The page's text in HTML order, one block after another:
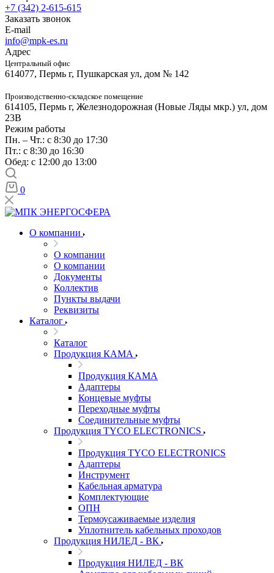
+7 (342) 2-615-615
Заказать звонок
E-mail
info@mpk-es.ru
Адрес
Центральный офис
614077, Пермь г, Пушкарская ул, дом № 142
Производственно-складское помещение
614105, Пермь г, Железнодорожная (Новые Ляды мкр.) ул, дом
23В
Режим работы
Пн. – Чт.: с 8:30 до 17:30
Пт.: с 8:30 до 16:30
Обед: с 12:00 до 13:00
0
О компании
О компании
О компании
Документы
Коллектив
Пункты выдачи
Реквизиты
Каталог
Каталог
Продукция КАМА
Продукция КАМА
Адаптеры
Концевые муфты
Переходные муфты
Соединительные муфты
Продукция TYCO ELECTRONICS
Продукция TYCO ELECTRONICS
Адаптеры
Инструмент
Кабельная арматура
Комплектующие
ОПН
Термоусаживаемые изделия
Уплотнитель кабельных проходов
Продукция НИЛЕД - ВК
Продукция НИЛЕД - ВК